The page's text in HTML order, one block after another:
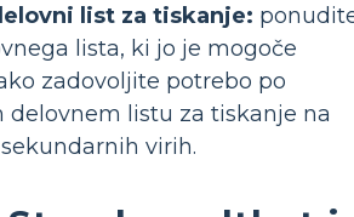
list za tiskanje:
lista, ki jo je mogoče
zadovoljite potrebo po
delovnem listu za tiskanje na
virih.